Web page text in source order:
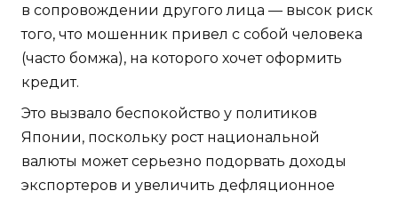
в сопровождении другого лица — высок риск
того, что мошенник привел с собой человека
(часто бомжа), на которого хочет оформить
кредит.
Это вызвало беспокойство у политиков
Японии, поскольку рост национальной
валюты может серьезно подорвать доходы
экспортеров и увеличить дефляционное